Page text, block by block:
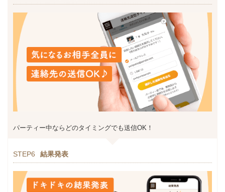
パーティー中ならどのタイミングでも送信OK！
STEP6 結果発表